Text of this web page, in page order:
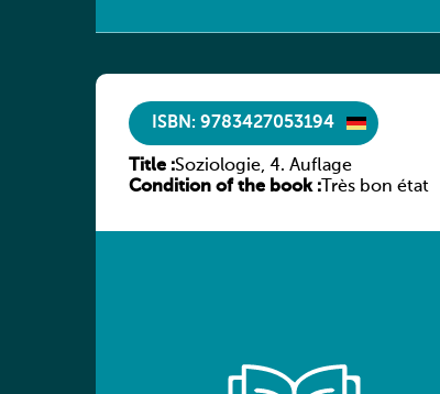
ISBN: 9783427053194
Title :Soziologie, 4. Auflage
Condition of the book : Très bon état